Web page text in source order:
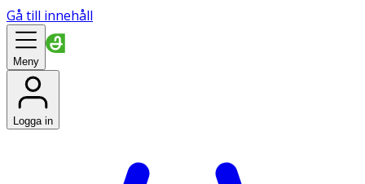
Gå till innehåll
Meny
Logga in